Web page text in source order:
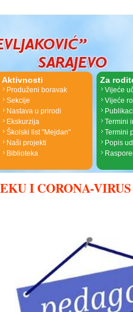
Aktivnosti
Produženi boravak
Sekcije
Nastava u prirodi
Ekskurzija
Školski list "Mejdan"
Naši projekti
Biblioteka
Za
Vijeće
Vijeće
Termini
Termini
Popis
I CORONA-VIRUS